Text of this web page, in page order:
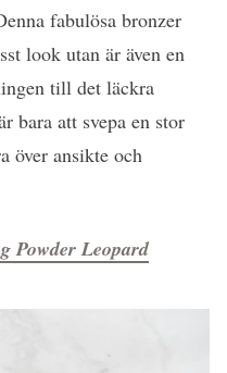
fabulösa bronzer
look utan är även en
till det läckra
bara att svepa en stor
över ansikte och
Powder Leopard